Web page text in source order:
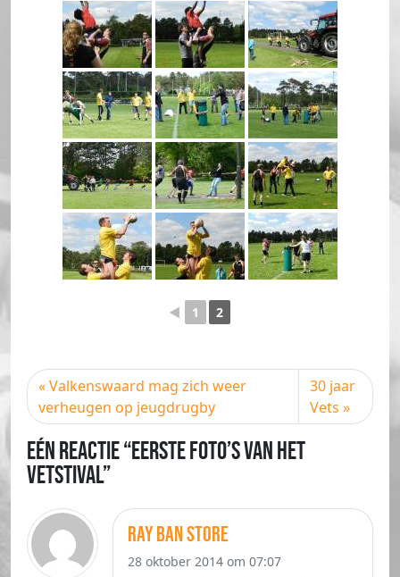
◄ 1 2
Valkenswaard mag zich weer
verheugen op jeugdrugby
30 jaar
Vets
Eén reactie “Eerste foto’s van het
vetstival”
ray ban store
28 oktober 2014 om 07:07